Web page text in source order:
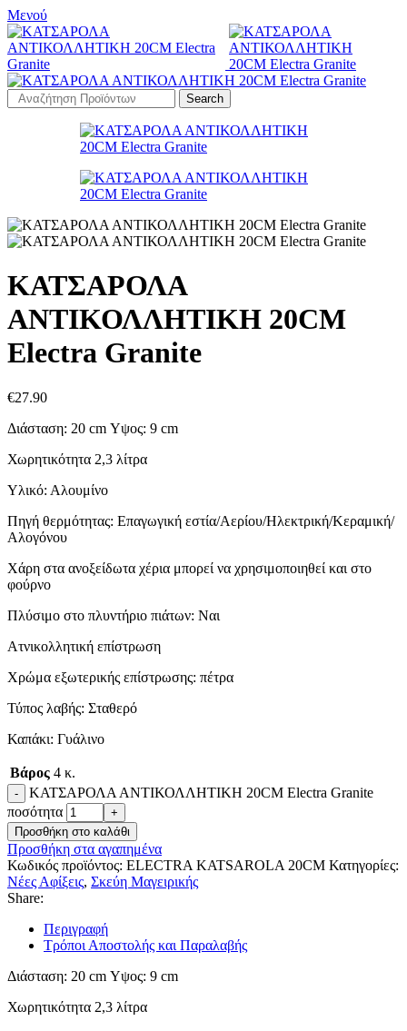
Μενού
Search
ΚΑΤΣΑΡΟΛΑ
ΑΝΤΙΚΟΛΛΗΤΙΚΗ 20CM
Electra Granite
€27.90
Διάσταση: 20 cm Υψος: 9 cm
Χωρητικότητα 2,3 λίτρα
Υλικό: Αλουμίνο
Πηγή θερμότητας: Επαγωγική εστία/Αερίου/Ηλεκτρική/Κεραμική/
Αλογόνου
Χάρη στα ανοξείδωτα χέρια μπορεί να χρησιμοποιηθεί και στο
φούρνο
Πλύσιμο στο πλυντήριο πιάτων: Ναι
Ατνικολλητική επίστρωση
Χρώμα εξωτερικής επίστρωσης: πέτρα
Τύπος λαβής: Σταθερό
Καπάκι: Γυάλινο
Βάρος 4 κ.
ΚΑΤΣΑΡΟΛΑ ΑΝΤΙΚΟΛΛΗΤΙΚΗ 20CM Electra Granite
ποσότητα
Προσθήκη στο καλάθι
Προσθήκη στα αγαπημένα
Κωδικός προϊόντος: ELECTRA KATSAROLA 20CM Κατηγορίες:
Νέες Αφίξεις, Σκεύη Μαγειρικής
Share:
Περιγραφή
Τρόποι Αποστολής και Παραλαβής
Διάσταση: 20 cm Υψος: 9 cm
Χωρητικότητα 2,3 λίτρα